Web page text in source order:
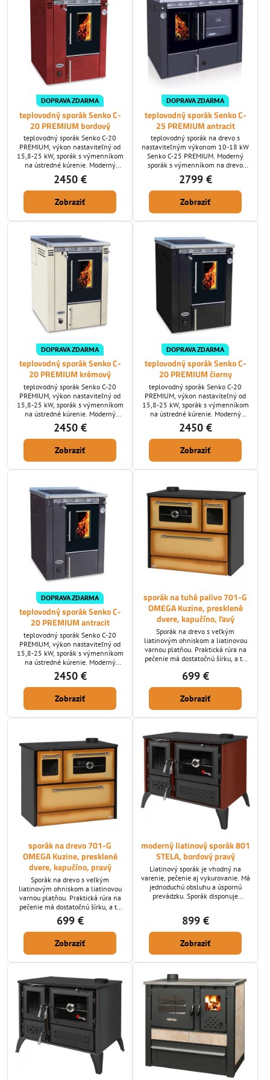
DOPRAVA ZDARMA
teplovodný sporák Senko C-
20 PREMIUM bordový
teplovodný sporák Senko C-20
PREMIUM, výkon nastaviteľný od
15,8-25 kW, sporák s výmenníkom
na ústredné kúrenie. Moderný
sporák s výmenníkom bez rúry na
pečenie, sporák na drevo s
chrómovanými doplnkami. Pri
sporáku mnohý ocenia veľké
ohnisko s kvalitným termálnym
spaľovaním.
2450 €
Zobraziť
DOPRAVA ZDARMA
teplovodný sporák Senko C-
25 PREMIUM antracit
teplovodný sporák na drevo s
nastaviteľným výkonom 10-18 kW
Senko C-25 PREMIUM. Moderný
sporák s výmenníkom na drevo
ktorý vie očariť kvalitným
prevedením v chrómovaných
doplnkoch a nerezového rámu.
Klienti hlavne ocenia veľké
ohnisko s terciálnym spaľovaním a
veľkú rúru na pečenie. V
môžeme oceniť dvojité sklo na
ohnisku aj na rúre na pečenie.
2799 €
Zobraziť
DOPRAVA ZDARMA
teplovodný sporák Senko C-
20 PREMIUM krémový
teplovodný sporák Senko C-20
PREMIUM, výkon nastaviteľný od
15,8-25 kW, sporák s výmenníkom
na ústredné kúrenie. Moderný
sporák s výmenníkom bez rúry na
pečenie, sporák na drevo s
chrómovanými doplnkami. Pri
sporáku mnohý ocenia veľké
ohnisko s kvalitným termálnym
spaľovaním
2450 €
Zobraziť
DOPRAVA ZDARMA
teplovodný sporák Senko C-
20 PREMIUM čierny
teplovodný sporák Senko C-20
PREMIUM, výkon nastaviteľný od
15,8-25 kW, sporák s výmenníkom
na ústredné kúrenie. Moderný
sporák s výmenníkom bez rúry na
pečenie, sporák na drevo s
chrómovanými doplnkami. Pri
sporáku mnohý ocenia veľké
ohnisko s kvalitným termálnym
spaľovaním.
2450 €
Zobraziť
DOPRAVA ZDARMA
teplovodný sporák Senko C-
20 PREMIUM antracit
teplovodný sporák Senko C-20
PREMIUM, výkon nastaviteľný od
15,8-25 kW, sporák s výmenníkom
na ústredné kúrenie. Moderný
sporák s výmenníkom bez rúry na
pečenie, sporák na drevo s
chrómovanými doplnkami. Pri
sporáku mnohý ocenia veľké
ohnisko s kvalitným termálnym
spaľovaním.
2450 €
Zobraziť
sporák na tuhé palivo 701-G
OMEGA Kuzine, presklené
dvere, kapučíno, ľavý
Sporák na drevo s veľkým
liatinovým ohniskom a liatinovou
varnou platňou. Praktická rúra na
pečenie má dostatočnú šírku, a to
praktický teplomer.
699 €
Zobraziť
sporák na drevo 701-G
OMEGA Kuzine, presklené
dvere, kapučíno, pravý
Sporák na drevo s veľkým
liatinovým ohniskom a liatinovou
varnou platňou. Praktická rúra na
pečenie má dostatočnú šírku, a to
45 cm a na dvierkach sa nachádza
praktický teplomer.
699 €
Zobraziť
moderný liatinový sporák 801
STELA, bordový pravý
Liatinový sporák je vhodný na
varenie, pečenie aj vykurovanie. Má
jednoduchú obsluhu a úspornú
prevádzku. Sporák disponuje
je vhodný na varenie, pečenie aj
vykurovanie. Má jednoduchú
obsluhu a úspornú prevádzku.
Sporák disponuje varnými platňami,
dvierkami ohniska a...
899 €
Zobraziť